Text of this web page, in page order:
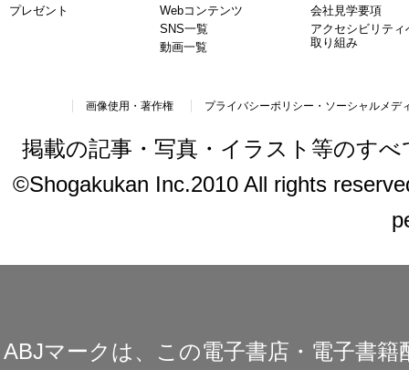
プレゼント
Webコンテンツ
SNS一覧
動画一覧
会社見学要項
アクセシビリティ
取り組み
画像使用・著作権 プライバシーポリシー・ソーシャルメデ
掲載の記事・写真・イラスト等のす
©Shogakukan Inc.2010 All rights
ABJマークは、この電子書店・電子書